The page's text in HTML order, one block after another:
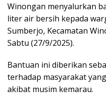
Winongan menyalurkan
liter air bersih kepada
Sumberjo, Kecamatan
Sabtu (27/9/2025).
Bantuan ini diberikan
terhadap masyarakat
akibat musim kemarau.